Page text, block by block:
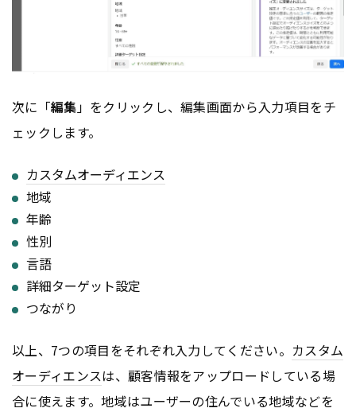
次に「編集」をクリックし、編集画面から入力項目をチ
ェックします。
カスタムオーディエンス
地域
年齢
性別
言語
詳細ターゲット設定
つながり
以上、7つの項目をそれぞれ入力してください。 カスタム
オーディエンスは、顧客情報をアップロードしている場
合に使えます。地域はユーザーの住んでいる地域などを